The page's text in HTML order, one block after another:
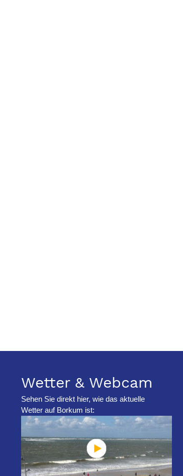
Wetter & Webcam
Sehen Sie direkt hier, wie das aktuelle
Wetter auf Borkum ist: